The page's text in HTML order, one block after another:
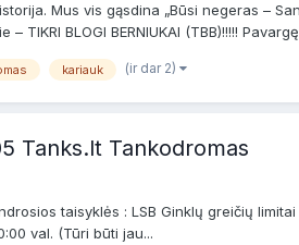
Mus vis gąsdina „Būsi negeras –
BLOGI BERNIUKAI (TBB)!!!!!
kariauk (ir dar 2)
Tanks.lt Tankodromas
taisyklės : LSB Ginklų greičių
val. (Tūri būti jau...